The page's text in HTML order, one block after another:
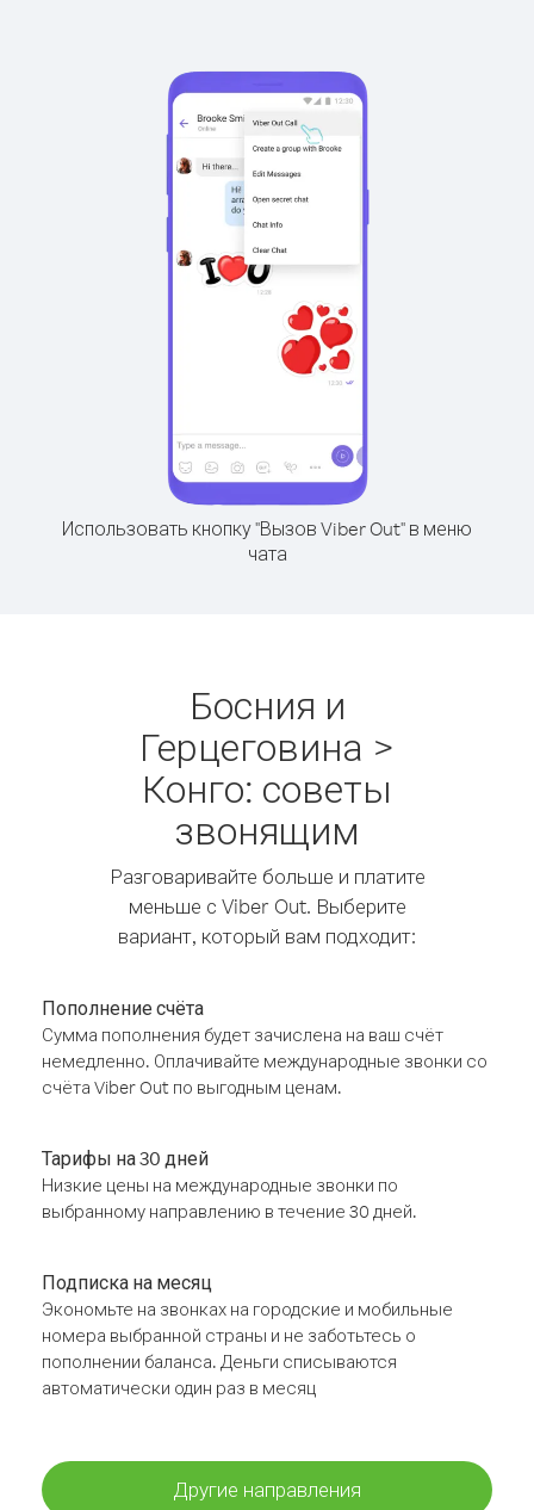
Использовать кнопку "Вызов Viber Out" в меню
чата
Босния и
Герцеговина >
Конго: советы
звонящим
Разговаривайте больше и платите
меньше с Viber Out. Выберите
вариант, который вам подходит:
Пополнение счёта
Сумма пополнения будет зачислена на ваш счёт
немедленно. Оплачивайте международные звонки со
счёта Viber Out по выгодным ценам.
Тарифы на 30 дней
Низкие цены на международные звонки по
выбранному направлению в течение 30 дней.
Подписка на месяц
Экономьте на звонках на городские и мобильные
номера выбранной страны и не заботьтесь о
пополнении баланса. Деньги списываются
автоматически один раз в месяц
Другие направления